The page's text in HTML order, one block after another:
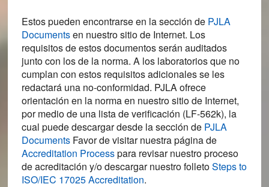
Estos pueden encontrarse en la sección de PJLA
Documentsen nuestro sitio de Internet. Los
requisitos de estos documentos serán auditados
junto con los de la norma. A los laboratorios que no
cumplan con estos requisitos adicionales se les
redactará una no-conformidad. PJLA ofrece
orientación en la norma en nuestro sitio de Internet,
por medio de una lista de verificación (LF-562k), la
cual puede descargar desde la sección de PJLA
DocumentsFavor de visitar nuestra página de
Accreditation Processpara revisar nuestro proceso
de acreditación y/o descargar nuestro folletoSteps to
ISO/IEC 17025 Accreditation.